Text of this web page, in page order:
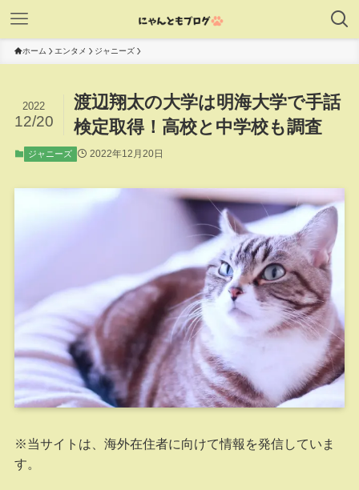
ホーム エンタメ ジャニーズ
渡辺翔太の大学は明海大学で手話
検定取得！高校と中学校も調査
2022
12/20
ジャニーズ 2022年12月20日
※当サイトは、海外在住者に向けて情報を発信していま
す。